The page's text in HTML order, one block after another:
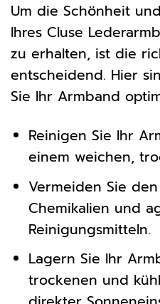
Um die Schönheit
Ihres Cluse
zu erhalten, ist die
entscheidend. Hier
Sie Ihr Armband
Reinigen Sie Ihr
einem weichen,
Vermeiden Sie
Chemikalien und
Reinigungsmitteln.
Lagern Sie Ihr
trockenen und